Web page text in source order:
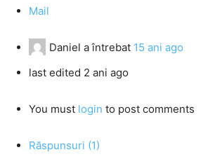
Mail
Daniel a întrebat 15 ani ago
last edited 2 ani ago
You must login to post comments
Răspunsuri (1)